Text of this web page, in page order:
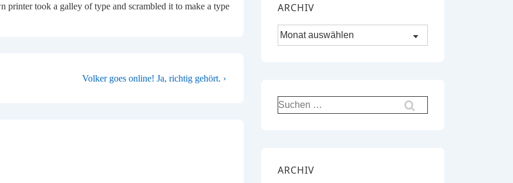
printer took a galley of type and scrambled it to make a type
Nächster
Volker goes online! Ja, richtig gehört. ›
ARCHIV
Archiv
Suchen
nach:
ARCHIV